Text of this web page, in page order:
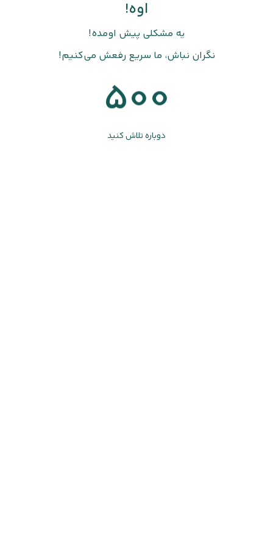
اوه!
یه مشکلی پیش اومده!
نگران نباش، ما سریع رفعش می‌کنیم!
500
دوباره تلاش کنید